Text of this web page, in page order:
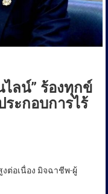
ลน์” ร้องทุกข์
ะกอบการไร้
ต่อเนื่อง มิจฉาชีพ-ผู้